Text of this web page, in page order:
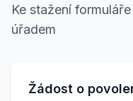
Ke stažení
úřadem
Žádost o